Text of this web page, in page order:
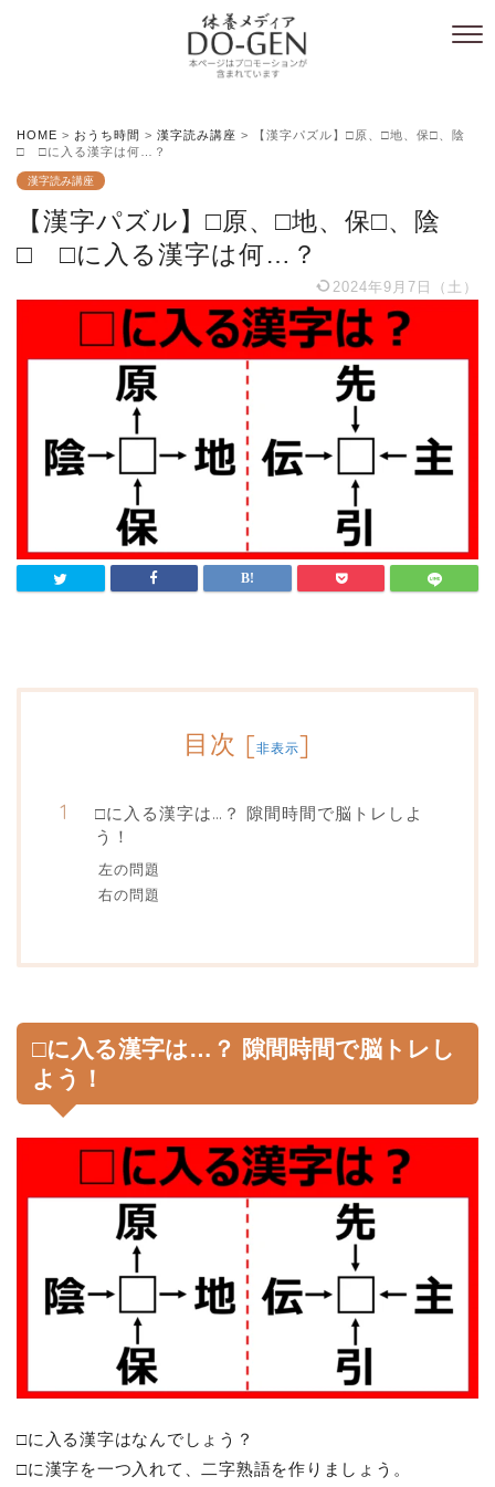
HOME > おうち時間 > 漢字読み講座 >
【漢字パズル】□原、□地、保□、陰
□ □に入る漢字は何…？
漢字読み講座
【漢字パズル】□原、□地、保□、陰
□ □に入る漢字は何…？
2024年9月7日（土）
目次 [非表示]
□に入る漢字は…？ 隙間時間で脳トレしよ
う！
左の問題
右の問題
□に入る漢字は…？ 隙間時間で脳トレし
よう！
□に入る漢字はなんでしょう？
□に漢字を一つ入れて、二字熟語を作りましょう。